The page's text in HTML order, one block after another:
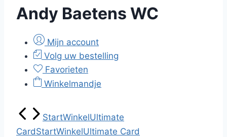
Andy Baetens WC
Mijn account
Volg uw bestelling
Favorieten
Winkelmandje
StartWinkelUltimate
CardStartWinkelUltimate Card